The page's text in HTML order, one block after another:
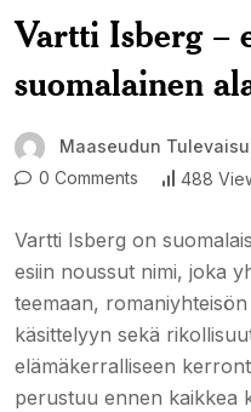
Vartti Isberg –
suomalainen
Maaseudun
0 Comments
488
Vartti Isberg on
esiin noussut nimi, joka
teemaan,
käsittelyyn sekä
elämäkerralliseen
perustuu ennen kaikkea